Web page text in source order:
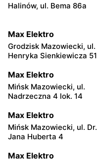
Halinów, ul. Bema 86a
Max Elektro
Grodzisk Mazowiecki, ul.
Henryka Sienkiewicza 51
Max Elektro
Mińsk Mazowiecki, ul.
Nadrzeczna 4 lok. 14
Max Elektro
Mińsk Mazowiecki, ul. Dr.
Jana Huberta 4
Max Elektro